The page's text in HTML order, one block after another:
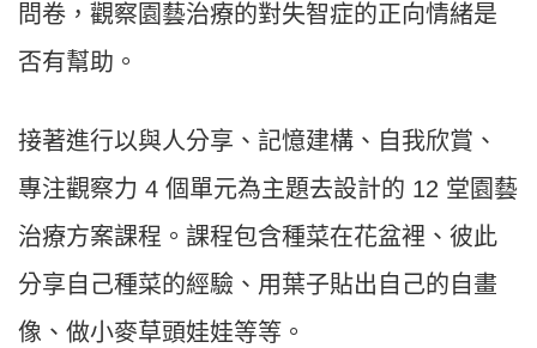
問卷，觀察園藝治療的對失智症的正向情緒是
否有幫助。
接著進行以與人分享、記憶建構、自我欣賞、
專注觀察力 4 個單元為主題去設計的 12 堂園藝
治療方案課程。課程包含種菜在花盆裡、彼此
分享自己種菜的經驗、用葉子貼出自己的自畫
像、做小麥草頭娃娃等等。